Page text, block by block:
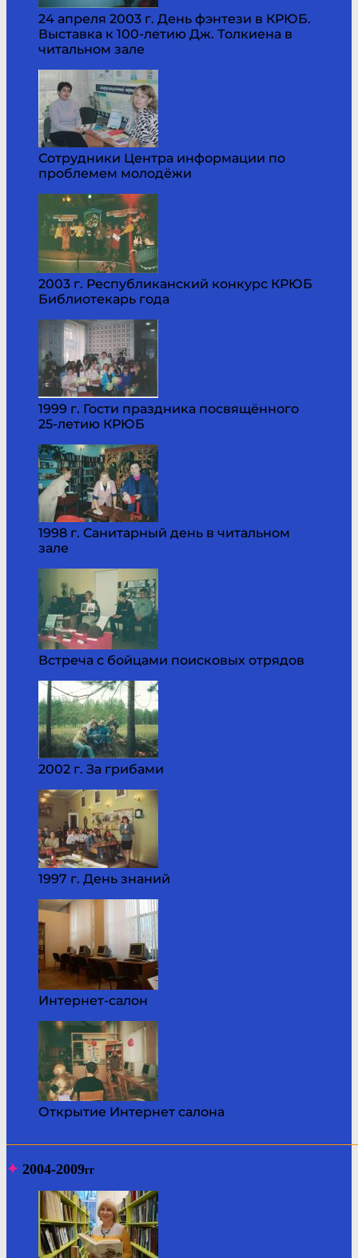
24 апреля 2003 г. День фэнтези в КРЮБ.
Выставка к 100-летию Дж. Толкиена в
читальном зале
Сотрудники Центра информации по
проблемем молодёжи
2003 г. Республиканский конкурс КРЮБ
Библиотекарь года
1999 г. Гости праздника посвящённого
25-летию КРЮБ
1998 г. Санитарный день в читальном
зале
Встреча с бойцами поисковых отрядов
2002 г. За грибами
1997 г. День знаний
Интернет-салон
Открытие Интернет салона
✦ 2004-2009гг